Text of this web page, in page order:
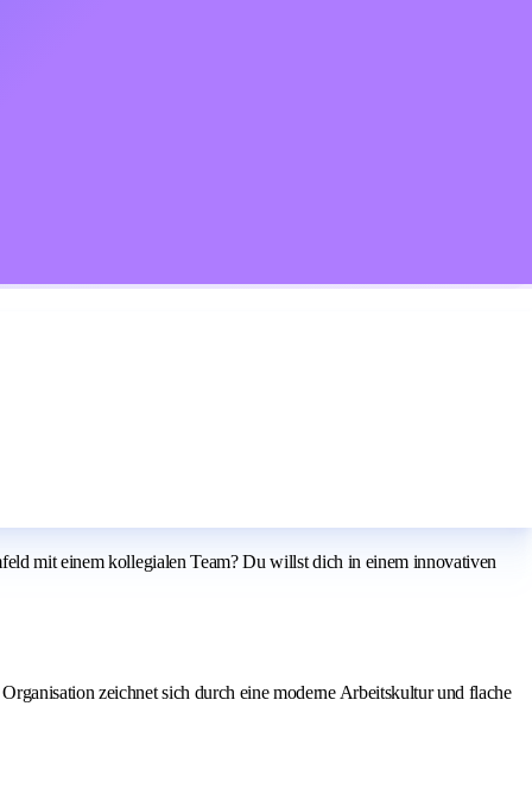
mit einem kollegialen Team? Du willst dich in einem innovativen
zeichnet sich durch eine moderne Arbeitskultur und flache